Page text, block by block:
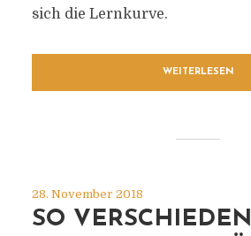
sich die Lernkurve.
WEITERLESEN
28. November 2018
SO VERSCHIEDEN